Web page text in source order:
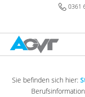
0361
Sie befinden sich hier: